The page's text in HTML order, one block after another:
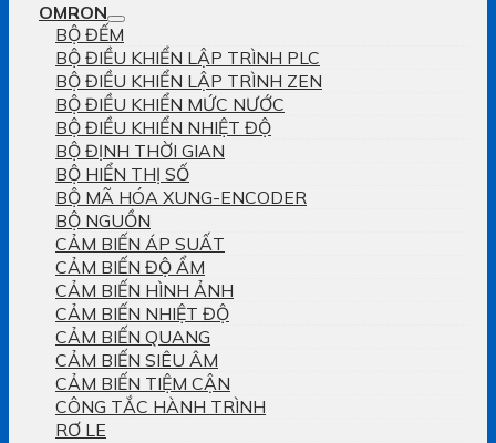
OMRON
BỘ ĐẾM
BỘ ĐIỀU KHIỂN LẬP TRÌNH PLC
BỘ ĐIỀU KHIỂN LẬP TRÌNH ZEN
BỘ ĐIỀU KHIỂN MỨC NƯỚC
BỘ ĐIỀU KHIỂN NHIỆT ĐỘ
BỘ ĐỊNH THỜI GIAN
BỘ HIỂN THỊ SỐ
BỘ MÃ HÓA XUNG-ENCODER
BỘ NGUỒN
CẢM BIẾN ÁP SUẤT
CẢM BIẾN ĐỘ ẨM
CẢM BIẾN HÌNH ẢNH
CẢM BIẾN NHIỆT ĐỘ
CẢM BIẾN QUANG
CẢM BIẾN SIÊU ÂM
CẢM BIẾN TIỆM CẬN
CÔNG TẮC HÀNH TRÌNH
RƠ LE